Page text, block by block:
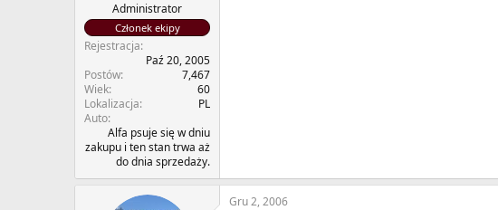
Administrator
Członek ekipy
Rejestracja
Paź 20, 2005
Postów
7,467
Wiek
60
Lokalizacja
PL
Auto
Alfa psuje się w dniu
zakupu i ten stan trwa aż
do dnia sprzedaży.
Gru 2, 2006